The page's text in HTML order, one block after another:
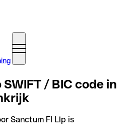
/ BIC code in
Sanctum FI Llp is